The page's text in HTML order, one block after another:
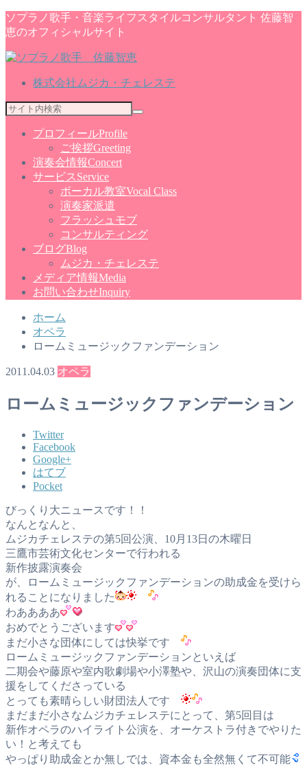
ソプラノ歌手・音楽ライフスタイルコンサルタント 佐藤智
恵のオフィシャルサイト
株式会社ムジカ・チェレステ
プロフィールProfile
ご挨拶Greeting
演奏会情報Concert
サービス Service
ボーカル教室Vocal Class
演奏家派遣
フラッシュモブ
コンサルティング
ブログBlog
ムジカ・チェレステ
メディア情報Media
お問い合わせInquiry
ホーム
オペラ
ロームミュージックファンデーション
2011.04.03 オペラ
ロームミュージックファンデーション
Twitter
Facebook
Google+
はてブ
Pocket
びっくり大ニュースです！！
なんとなんと、
ムジカチェレステの第5回公演、10月13日の木曜日
三鷹市芸術文化センターで行われる
新作披露演奏会
が、ロームミュージックファンデーションの助成金を受けら
れることになりました
わああああ
おめでとうございます
まだ小さな団体にしては快挙です
ロームミュージックファンデーションといえば
二期会や藤原や室内歌劇場や小澤塾や、沢山の演奏団体に支
援をしてくださっている
とっても素晴らしい財団法人です
まだまだ小さなムジカチェレステにとって、第5回目は
新作オペラのハイライト公演を、オーケストラ付きでやりた
い！と考えても
やっぱり助成金とか無しでは、資本金も全然無くて不可能